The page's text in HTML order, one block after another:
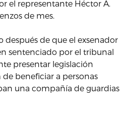
el representante Héctor A.
de mes.
después de que el exsenador
sentenciado por el tribunal
presentar legislación
beneficiar a personas
una compañía de guardias